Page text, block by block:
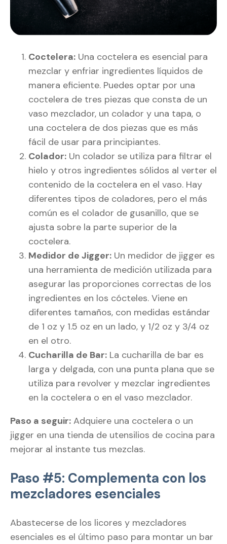
Coctelera: Una coctelera es esencial para
mezclar y enfriar ingredientes líquidos de
manera eficiente. Puedes optar por una
coctelera de tres piezas que consta de un
vaso mezclador, un colador y una tapa, o
una coctelera de dos piezas que es más
fácil de usar para principiantes.
Colador: Un colador se utiliza para filtrar el
hielo y otros ingredientes sólidos al verter el
contenido de la coctelera en el vaso. Hay
diferentes tipos de coladores, pero el más
común es el colador de gusanillo, que se
ajusta sobre la parte superior de la
coctelera.
Medidor de Jigger: Un medidor de jigger es
una herramienta de medición utilizada para
asegurar las proporciones correctas de los
ingredientes en los cócteles. Viene en
diferentes tamaños, con medidas estándar
de 1 oz y 1.5 oz en un lado, y 1/2 oz y 3/4 oz
en el otro.
Cucharilla de Bar: La cucharilla de bar es
larga y delgada, con una punta plana que se
utiliza para revolver y mezclar ingredientes
en la coctelera o en el vaso mezclador.
Paso a seguir: Adquiere una coctelera o un
jigger en una tienda de utensilios de cocina para
mejorar al instante tus mezclas.
Paso #5: Complementa con los
mezcladores esenciales
Abastecerse de los licores y mezcladores
esenciales es el último paso para montar un bar